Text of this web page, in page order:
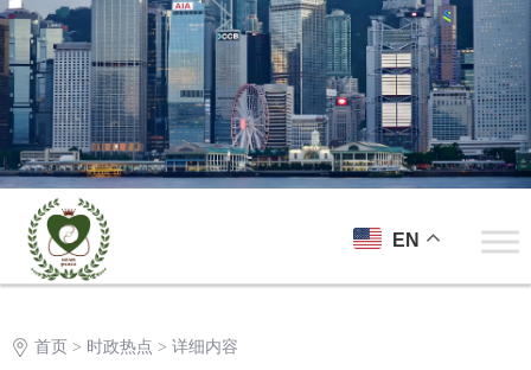
EN
首页 > 时政热点 > 详细内容